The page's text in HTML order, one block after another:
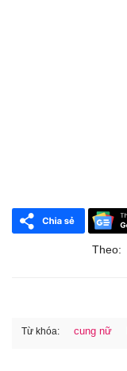
Theo:
Từ khóa: cung nữ